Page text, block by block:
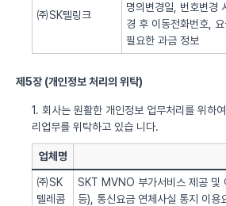
㈜SK텔링크
명의변경일, 번호변경
경 후 이동전화번호,
필요한 과금 정보
제5장 (개인정보 처리의 위탁)
1. 회사는 원활한 개인정보 업무처리를 위하
리업무를 위탁하고 있습 니다.
업체명
㈜SK
텔레콤
SKT MVNO 부가서비스 제공 및
등), 통신요금 연체사실 통지 이